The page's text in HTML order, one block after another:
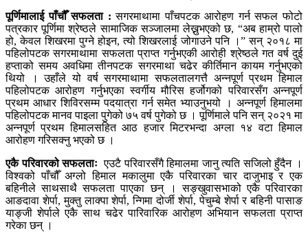
पूर्णिमालाई पाँचौँ सफलता :सगरमाथामा पाँचपटक आरोहण गर्न सफल फोटो
पत्रकार पूर्णिमा श्रेष्ठले सामाजिक सञ्जालमा लेख्नुभएको छ, “अब हाम्रो पालो
हो, केवल शिखरमा पुग्ने होइन, त्यो शिखरलाई जोगाउने पनि ।” सन् २०१८ मा
पहिलोपटक सगरमाथामा सफलता प्राप्त गर्नुभएकी आरोही श्रेष्ठले गत वर्ष दुई
हप्ताको समय अवधिमा तीनपटक सगरमाथा चढेर कीर्तिमान कायम गर्नुभएको
थियो । उहाँले यो वर्ष सगरमाथामा सफलतालगत्तै अन्नपूर्ण प्रथम हिमाल
पहिलोपटक आरोहण गर्नुभएका स्वर्गीय मौरिस हर्जोगको परिवारसँग अन्नपूर्ण
प्रथम आधार शिविरसम्म पदयात्रा गर्न समेत भ्याउनुभयो । अन्नपूर्ण हिमालमा
पहिलोपटक मानव पाइला पुगेको ७५ वर्ष पुगेको छ । पूर्णिमाले पनि सन् २०२१ मा
अन्नपूर्ण प्रथम हिमालसहित आठ हजार मिटरभन्दा अग्ला १४ वटा हिमाल
आरोहण गरिसक्नु भएको छ ।
एकै परिवारको सफलताः एउटै परिवारसँगै हिमालमा जानु त्यति सजिलो हुँदैन ।
विश्वको पाँचौँ अग्लो हिमाल मकालुमा एकै परिवारका चार दाजुभाइ र एक
बहिनीले साथसाथै सफलता पाएका छन् । सङ्खुवासभाको एकै परिवारका
आङदावा शेर्पा, मुक्तु लाक्पा शेर्पा, न्गिमा दोर्जी शेर्पा, पेचुम्बे शेर्पा र बहिनी पासाङ
याङ्जी शेर्पाले एकै साथ चढेर पारिवारिक आरोहण अभियान सफलता प्राप्त
गरेका छन् ।